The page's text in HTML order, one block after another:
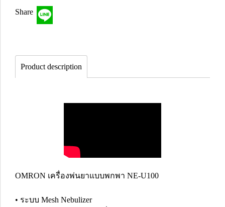
Share
Product description
OMRON เครื่องพ่นยาแบบพกพา NE-U100
• ระบบ Mesh Nebulizer